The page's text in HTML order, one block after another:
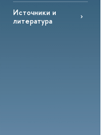
Источники и
литература